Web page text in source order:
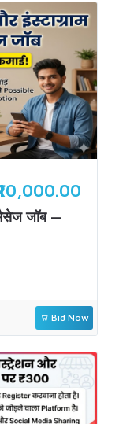
जॉब —
Bid Now